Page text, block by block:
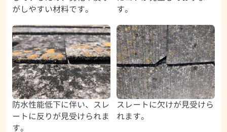
がしやすい材料です。
す。
防水性能低下に伴い、スレ
ートに反りが見受けられま
す。
スレートに欠けが見受けら
れます。